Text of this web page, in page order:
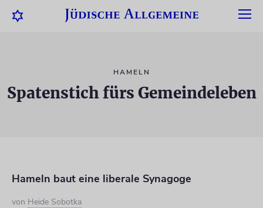
HAMELN
Spatenstich fürs Gemeindeleben
Hameln baut eine liberale Synagoge
von Heide Sobotka